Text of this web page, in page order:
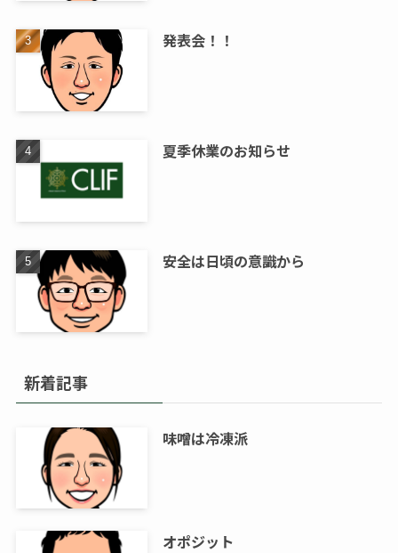
発表会！！
夏季休業のお知らせ
安全は日頃の意識から
新着記事
味噌は冷凍派
オポジット